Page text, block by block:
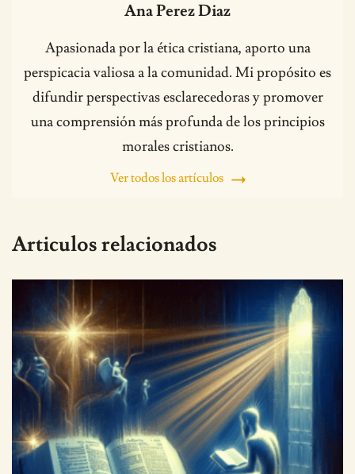
Ana Perez Diaz
Apasionada por la ética cristiana, aporto una
perspicacia valiosa a la comunidad. Mi propósito es
difundir perspectivas esclarecedoras y promover
una comprensión más profunda de los principios
morales cristianos.
Ver todos los artículos
Articulos relacionados